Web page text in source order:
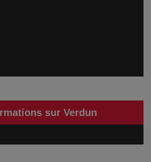
sur Verdun